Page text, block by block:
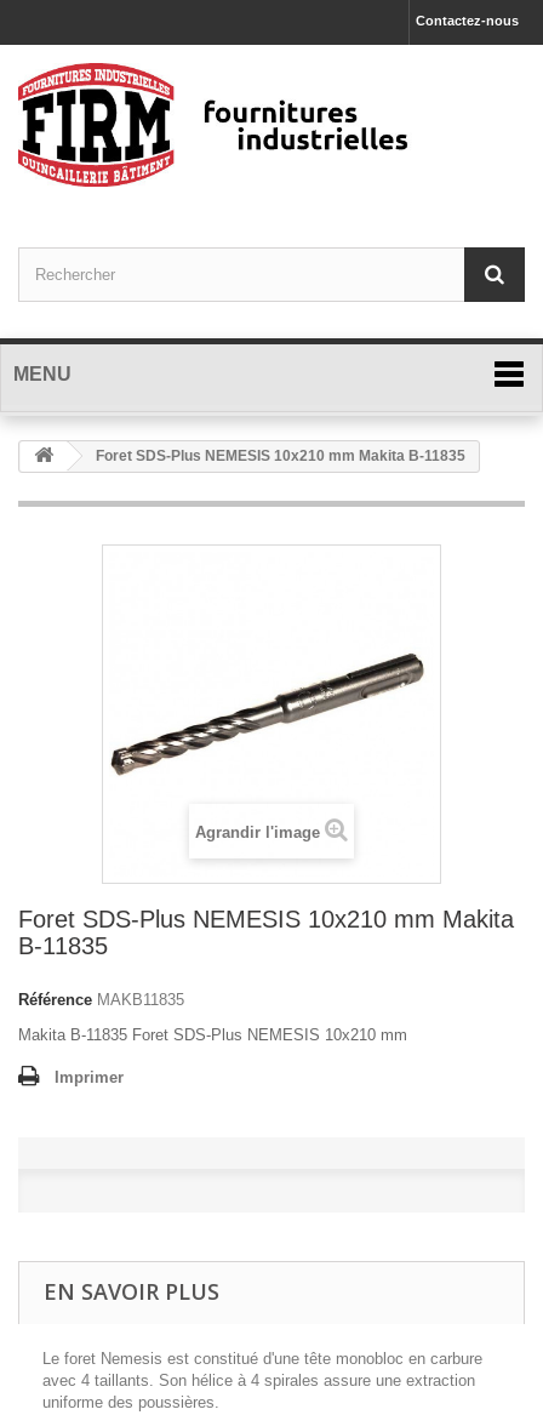
Contactez-nous
MENU
Foret SDS-Plus NEMESIS 10x210 mm Makita B-11835
Agrandir l'image
Foret SDS-Plus NEMESIS 10x210 mm Makita
B-11835
Référence MAKB11835
Makita B-11835 Foret SDS-Plus NEMESIS 10x210 mm
Imprimer
EN SAVOIR PLUS
Le foret Nemesis est constitué d'une tête monobloc en carbure
avec 4 taillants. Son hélice à 4 spirales assure une extraction
uniforme des poussières.